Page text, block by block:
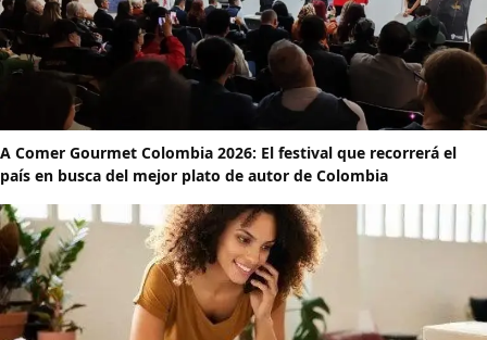
A Comer Gourmet Colombia 2026: El festival que recorrerá el
país en busca del mejor plato de autor de Colombia